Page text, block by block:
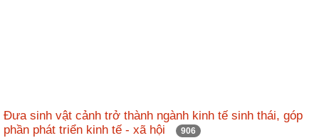
Đưa sinh vật cảnh trở thành ngành kinh tế sinh thái, góp
phần phát triển kinh tế - xã hội
906